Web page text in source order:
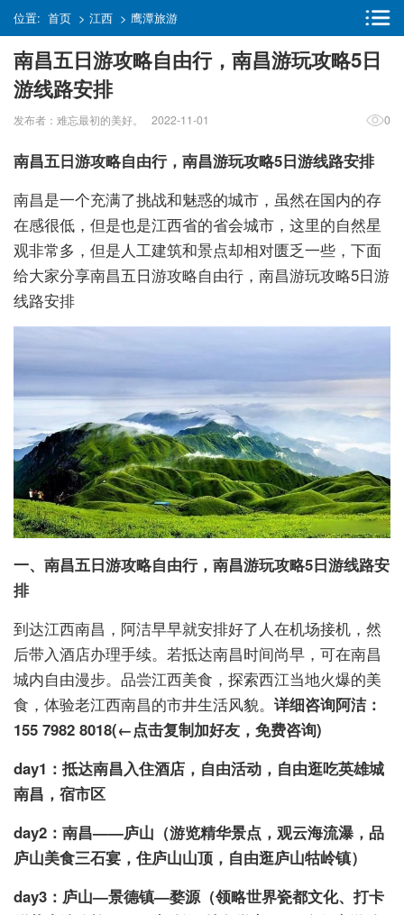
位置: 首页 > 江西 > 鹰潭旅游
南昌五日游攻略自由行，南昌游玩攻略5日
游线路安排
发布者：难忘最初的美好。 2022-11-01 0
南昌五日游攻略自由行，南昌游玩攻略5日游线路安排
南昌是一个充满了挑战和魅惑的城市，虽然在国内的存
在感很低，但是也是江西省的省会城市，这里的自然星
观非常多，但是人工建筑和景点却相对匮乏一些，下面
给大家分享南昌五日游攻略自由行，南昌游玩攻略5日游
线路安排
一、南昌五日游攻略自由行，南昌游玩攻略5日游线路安
排
到达江西南昌，阿洁早早就安排好了人在机场接机，然
后带入酒店办理手续。若抵达南昌时间尚早，可在南昌
城内自由漫步。品尝江西美食，探索西江当地火爆的美
食，体验老江西南昌的市井生活风貌。 详细咨询阿洁：
155 7982 8018(←点击复制加好友，免费咨询)
day1：抵达南昌入住酒店，自由活动，自由逛吃英雄城
南昌，宿市区
day2：南昌——庐山（游览精华景点，观云海流瀑，品
庐山美食三石宴，住庐山山顶，自由逛庐山牯岭镇）
day3：庐山—景德镇—婺源（领略世界瓷都文化、打卡